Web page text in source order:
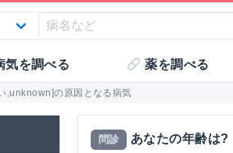
気を調べる 薬を調べる
,unknown]の原因となる病気
問診 あなたの年齢は?